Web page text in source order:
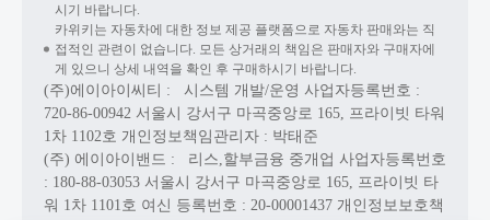
시기 바랍니다.
카위키는 자동차에 대한 정보 제공 플랫폼으로 자동차 판매와는 직
접적인 관련이 없습니다. 모든 상거래의 책임은 판매자와 구매자에
게 있으니 상세 내역을 확인 후 구매하시기 바랍니다.
(주)에이아이씨티 : 시스템 개발/운영 사업자등록번호 :
720-86-00942 서울시 강서구 마곡중앙로 165, 프라이빗 타워
1차 1102호 개인정보책임관리자 : 박태준
(주) 에이아이밴드 : 리스,할부금융 중개업 사업자등록번호
: 180-88-03053 서울시 강서구 마곡중앙로 165, 프라이빗 타
워 1차 1101호 여신 등록번호 : 20-00001437 개인정보보호책